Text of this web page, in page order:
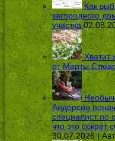
Как
загородного
участка
Хватит
от Марты
Андерсон
специалист по
что это секрет
30.07.2026 |